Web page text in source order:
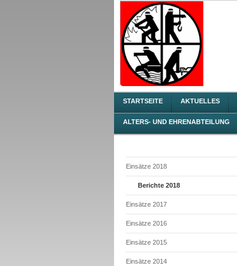
STARTSEITE AKTUELLES
ALTERS- UND EHRENABTEILUNG
Einsätze 2018
Berichte 2018
Einsätze 2017
Einsätze 2016
Einsätze 2015
Einsätze 2014